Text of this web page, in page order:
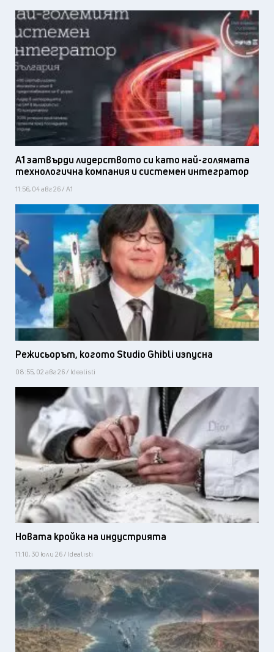
А1 затвърди лидерството си като най-голямата
технологична компания и системен интегратор
11:56, 04 авг 26 / А1
Режисьорът, когото Studio Ghibli изпусна
08:55, 02 авг 26 / Idealisti
Новата кройка на индустрията
11:10, 30 юли 26 / Idealisti